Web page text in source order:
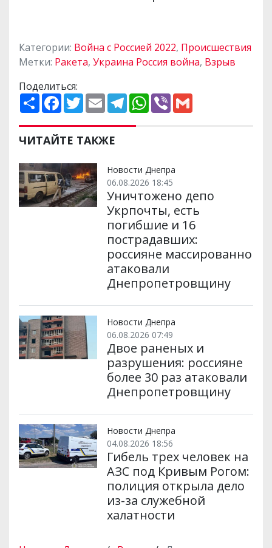
Категории: Война с Россией 2022, Происшествия
Метки: Ракета, Украина Россия война, Взрыв
Поделиться:
П
о
и
р
и
и
F
a
e
b
o
k
T
w
t
t
e
E
m
i
l
T
e
e
m
W
h
p
V
ЧИТАЙТЕ ТАКЖЕ
Новости Днепра
06.08.2026 18:45
Уничтожено депо
Укрпочты, есть
погибшие и 16
пострадавших:
россияне массированно
атаковали
Днепропетровщину
Новости Днепра
06.08.2026 07:49
Двое раненых и
разрушения: россияне
более 30 раз атаковали
Днепропетровщину
Новости Днепра
04.08.2026 18:56
Гибель трех человек на
АЗС под Кривым Рогом:
полиция открыла дело
из-за служебной
халатности